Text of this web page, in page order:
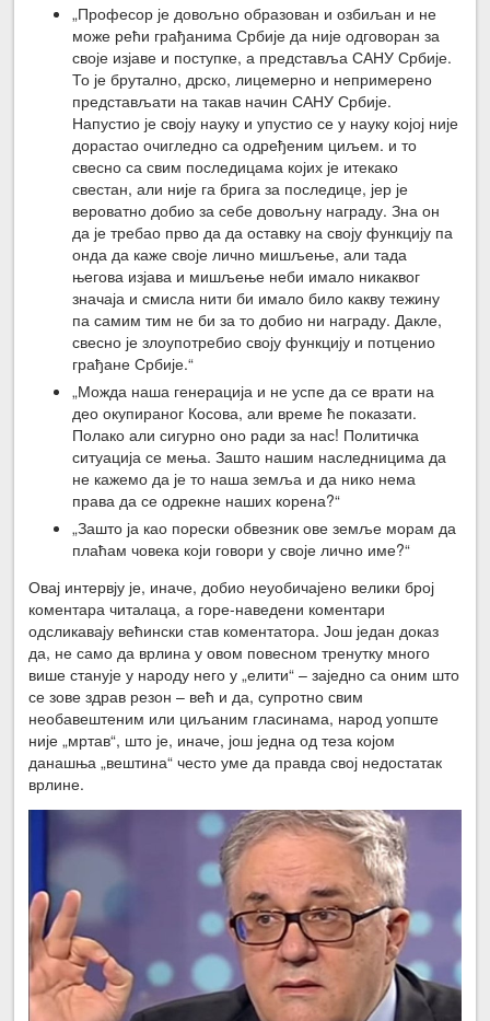
„Професор је довољно образован и озбиљан и не
може рећи грађанима Србије да није одговоран за
своје изјаве и поступке, а представља САНУ Србије.
То је брутално, дрско, лицемерно и непримерено
представљати на такав начин САНУ Србије.
Напустио је своју науку и упустио се у науку којој није
дорастао очигледно са одређеним циљем. и то
свесно са свим последицама којих је итекако
свестан, али није га брига за последице, јер је
вероватно добио за себе довољну награду. Зна он
да је требао прво да да оставку на своју функцију па
онда да каже своје лично мишљење, али тада
његова изјава и мишљење неби имало никаквог
значаја и смисла нити би имало било какву тежину
па самим тим не би за то добио ни награду. Дакле,
свесно је злоупотребио своју функцију и потценио
грађане Србије.“
„Можда наша генерација и не успе да се врати на
део окупираног Косова, али време ће показати.
Полако али сигурно оно ради за нас! Политичка
ситуација се мења. Зашто нашим наследницима да
не кажемо да је то наша земља и да нико нема
права да се одрекне наших корена?“
„Зашто ја као порески обвезник ове земље морам да
плаћам човека који говори у своје лично име?“
Овај интервју је, иначе, добио неуобичајено велики број
коментара читалаца, а горе-наведени коментари
одсликавају већински став коментатора. Још један доказ
да, не само да врлина у овом повесном тренутку много
више станује у народу него у „елити“ – заједно са оним што
се зове здрав резон – већ и да, супротно свим
необавештеним или циљаним гласинама, народ уопште
није „мртав“, што је, иначе, још једна од теза којом
данашња „вештина“ често уме да правда свој недостатак
врлине.